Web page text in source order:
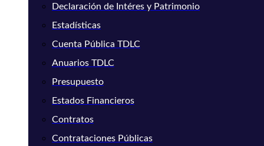
Declaración de Intéres y Patrimonio
Estadísticas
Cuenta Pública TDLC
Anuarios TDLC
Presupuesto
Estados Financieros
Contratos
Contrataciones Públicas